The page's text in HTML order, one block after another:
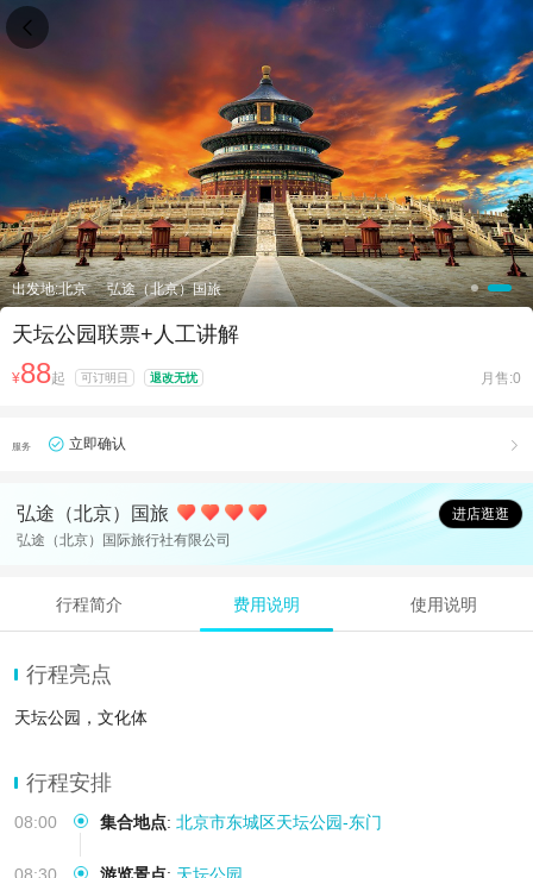
出发地:北京 弘途（北京）国旅
天坛公园联票+人工讲解
¥88起 可订明日 退改无忧 月售:0
服务 立即确认 
弘途（北京）国旅
进店逛逛
弘途（北京）国际旅行社有限公司
行程简介 费用说明 使用说明
行程亮点
天坛公园，文化体
行程安排
08:00 集合地点: 北京市东城区天坛公园-东门
